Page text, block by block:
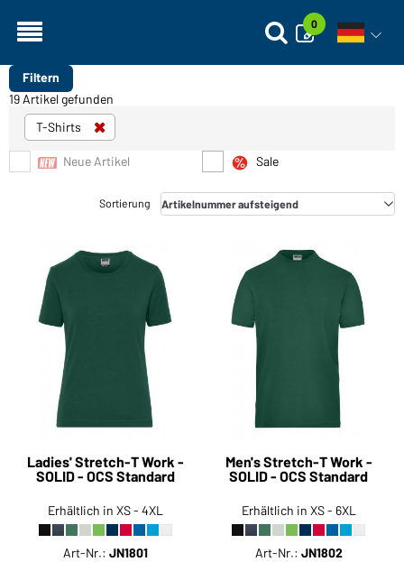
0
Filtern
19 Artikel gefunden
T-Shirts
Neue Artikel Sale
Ladies' Stretch-T Work -
SOLID - OCS Standard
Erhältlich in XS - 4XL
Art-Nr.: JN1801
Men's Stretch-T Work -
SOLID - OCS Standard
Erhältlich in XS - 6XL
Art-Nr.: JN1802